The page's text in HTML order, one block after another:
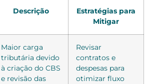
Descrição
Estratégias para
Mitigar
Maior carga
tributária devido
à criação do CBS
e revisão das
Revisar
contratos e
despesas para
otimizar fluxo